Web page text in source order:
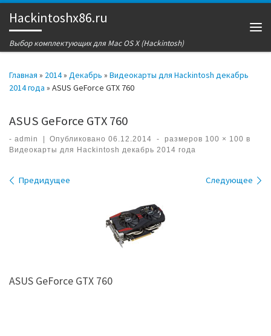
Перейти к содержимому
Hackintoshx86.ru
Выбор комплектующих для Mac OS X (Hackintosh)
Главная » 2014» Декабрь » Видеокарты для Hackintosh декабрь
2014 года » ASUS GeForce GTX 760
ASUS GeForce GTX 760
- admin Опубликовано06.12.2014 - размеров 100 × 100 в
Видеокарты для Hackintosh декабрь 2014 года
Навигация по изображениям
Предидущее Следующее
ASUS GeForce GTX 760